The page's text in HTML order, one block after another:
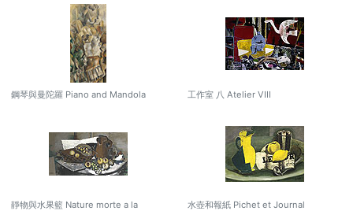
鋼琴與曼陀羅 Piano and Mandola 工作室 八 Atelier VIII
靜物與水果籃 Nature morte a la
水壺和報紙 Pichet et Journal